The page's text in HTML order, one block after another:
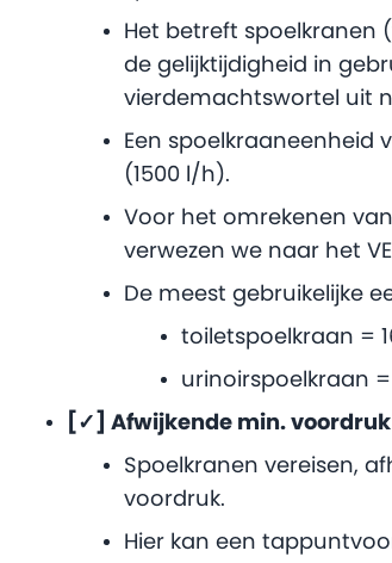
Het betreft
de gelijktijdigheid in
vierdemachtswortel uit
Een spoelkraaneenheid
(1500 l/h).
Voor het omrekenen
verwezen we naar het
De meest gebruikelijke
toiletspoelkraan =
urinoirspoelkraan =
[✓] Afwijkende min.
Spoelkranen vereisen,
voordruk.
Hier kan een